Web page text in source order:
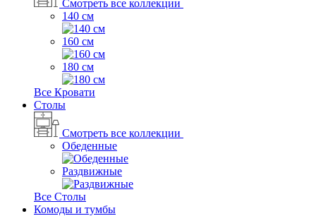
Смотреть все коллекции
140 см
160 см
180 см
Все Кровати
Столы
Смотреть все коллекции
Обеденные
Раздвижные
Все Столы
Комоды и тумбы